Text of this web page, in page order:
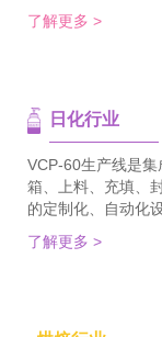
5700A-BX枕包机完
集合包包装，分道
器、一侧配集合包
现在一台机器上完
的自动装箱。 占地
半，一条生产线实
的包装及装箱，人
大降低。
了解更多 >
日化行业
VCP-60生产线是集
箱、上料、充填、
的定制化、自动化
生产线采用独立伺
协调运行，实现灵
了解更多 >